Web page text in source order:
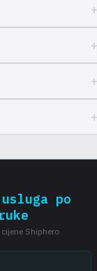
po
Shiphero